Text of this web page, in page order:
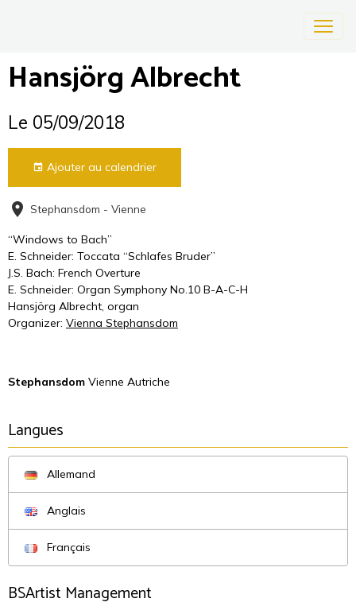
Hansjörg Albrecht
Le 05/09/2018
Ajouter au calendrier
Stephansdom - Vienne
“Windows to Bach”
E. Schneider: Toccata “Schlafes Bruder”
J.S. Bach: French Overture
E. Schneider: Organ Symphony No.10 B-A-C-H
Hansjörg Albrecht, organ
Organizer: Vienna Stephansdom
Stephansdom Vienne Autriche
Langues
Allemand
Anglais
Français
BSArtist Management